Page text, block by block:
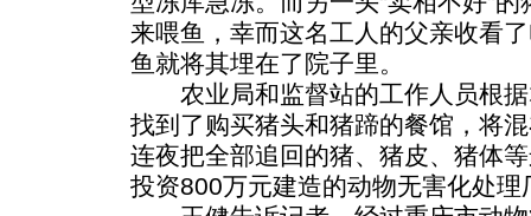
来喂鱼，幸而这名工人的父亲收看
鱼就将其埋在了院子里。
农业局和监督站的工作人员根据
找到了购买猪头和猪蹄的餐馆，将
连夜把全部追回的猪、猪皮、猪体
投资800万元建造的动物无害化处理